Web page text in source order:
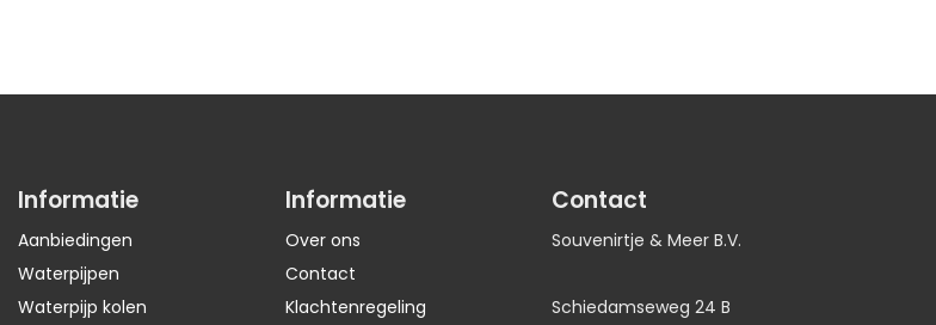
Informatie
Aanbiedingen
Waterpijpen
Waterpijp kolen
Informatie
Over ons
Contact
Klachtenregeling
Contact
Souvenirtje & Meer B.V.
Schiedamseweg 24 B